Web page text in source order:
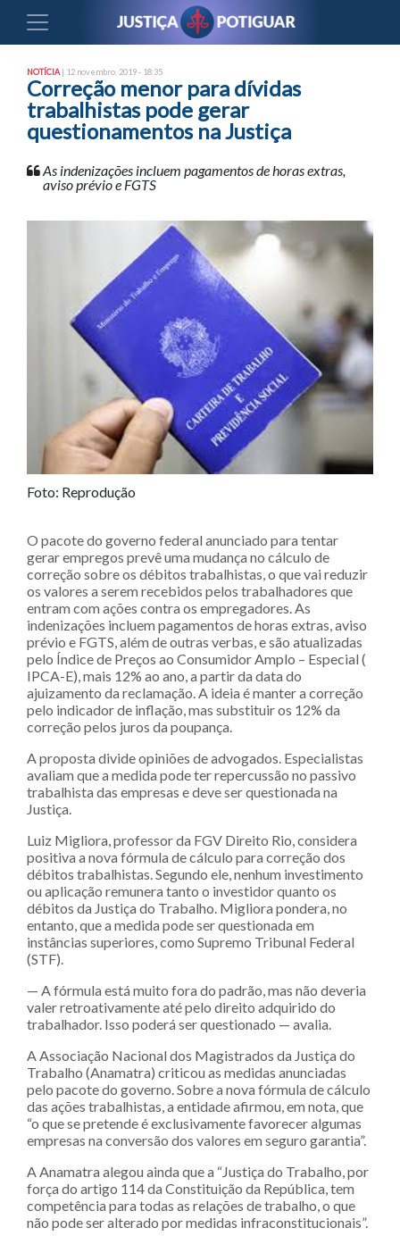
NOTÍCIA | 12 novembro, 2019 - 18:35
Correção menor para dívidas
trabalhistas pode gerar
questionamentos na Justiça
As indenizações incluem pagamentos de horas extras,
aviso prévio e FGTS
Foto: Reprodução
O pacote do governo federal anunciado para tentar
gerar empregos prevê uma mudança no cálculo de
correção sobre os débitos trabalhistas, o que vai reduzir
os valores a serem recebidos pelos trabalhadores que
entram com ações contra os empregadores. As
indenizações incluem pagamentos de horas extras, aviso
prévio e FGTS, além de outras verbas, e são atualizadas
pelo Índice de Preços ao Consumidor Amplo – Especial (
IPCA-E), mais 12% ao ano, a partir da data do
ajuizamento da reclamação. A ideia é manter a correção
pelo indicador de inflação, mas substituir os 12% da
correção pelos juros da poupança.
A proposta divide opiniões de advogados. Especialistas
avaliam que a medida pode ter repercussão no passivo
trabalhista das empresas e deve ser questionada na
Justiça.
Luiz Migliora, professor da FGV Direito Rio, considera
positiva a nova fórmula de cálculo para correção dos
débitos trabalhistas. Segundo ele, nenhum investimento
ou aplicação remunera tanto o investidor quanto os
débitos da Justiça do Trabalho. Migliora pondera, no
entanto, que a medida pode ser questionada em
instâncias superiores, como Supremo Tribunal Federal
(STF).
— A fórmula está muito fora do padrão, mas não deveria
valer retroativamente até pelo direito adquirido do
trabalhador. Isso poderá ser questionado — avalia.
A Associação Nacional dos Magistrados da Justiça do
Trabalho (Anamatra) criticou as medidas anunciadas
pelo pacote do governo. Sobre a nova fórmula de cálculo
das ações trabalhistas, a entidade afirmou, em nota, que
“o que se pretende é exclusivamente favorecer algumas
empresas na conversão dos valores em seguro garantia”.
A Anamatra alegou ainda que a “Justiça do Trabalho, por
força do artigo 114 da Constituição da República, tem
competência para todas as relações de trabalho, o que
não pode ser alterado por medidas infraconstitucionais”.